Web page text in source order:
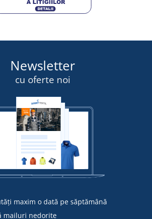
Newsletter
cu oferte noi
maxim o dată pe săptămână
mailuri nedorite